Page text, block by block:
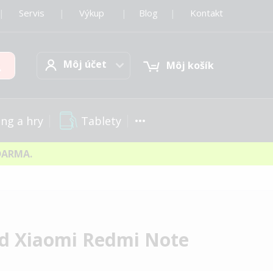
Servis Výkup Blog Kontakt
Môj účetMôj účet Môj košík
a hry Tablety
Xiaomi Redmi Note